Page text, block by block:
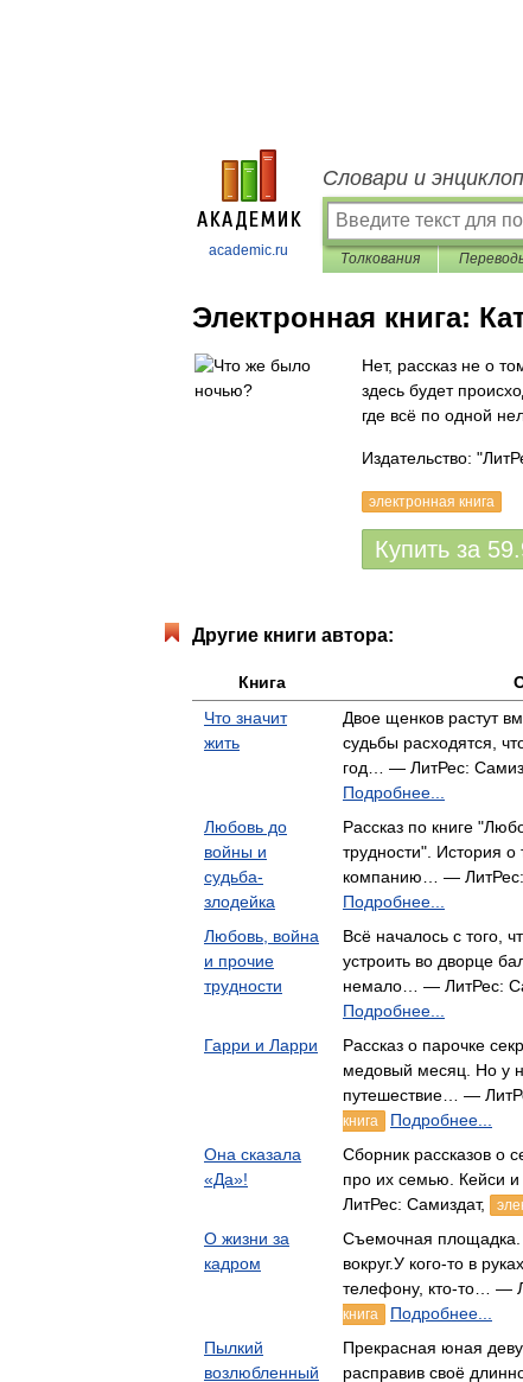
academic.ru
Словари и
Толкования
Электронная книга:
Нет, рассказ не о
здесь будет
где всё по одной
Издательство:
электронная книга
Купить за
Другие книги автора:
Книга
Что значит
жить
Двое щенков растут
судьбы расходятся,
год… — ЛитРес:
Подробнее...
Любовь до
войны и
судьба-
злодейка
Рассказ по книге
трудности". История
компанию… — ЛитРес:
Подробнее...
Любовь, война
и прочие
трудности
Всё началось с того,
устроить во дворце
немало… — ЛитРес:
Подробнее...
Гарри и Ларри
Рассказ о парочке
медовый месяц. Но у
путешествие… —
книга
Подробнее...
Она сказала
«Да»!
Сборник рассказов о
про их семью. Кейси
ЛитРес: Самиздат,
О жизни за
кадром
Съемочная площадка.
вокруг.У кого-то в
телефону, кто-то… —
книга
Подробнее...
Пылкий
возлюбленный
Прекрасная юная
расправив своё